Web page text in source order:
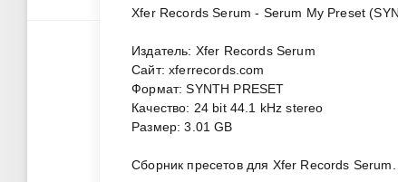
Xfer Records Serum - Serum My Preset
Издатель: Xfer Records Serum
Сайт: xferrecords.com
Формат: SYNTH PRESET
Качество: 24 bit 44.1 kHz stereo
Размер: 3.01 GB
Сборник пресетов для Xfer Records Serum.